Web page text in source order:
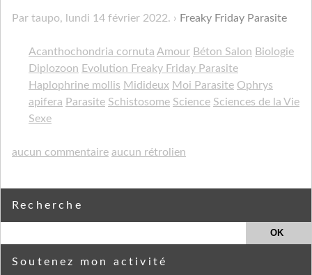
Par taupo, lundi 14 février 2022. Freaky Friday Parasite
Acanthochondria cornuta Amour Béton Salon Biologie
Diplozoon Evolution Freaky Friday Parasite
Haplophrine mollis Midideux Moi Parasite Ophrys
apifera Parasite Schistosome Science Sciences de la Vie
Sexe
aucun commentaire aucun rétrolien
Recherche
Soutenez mon activité